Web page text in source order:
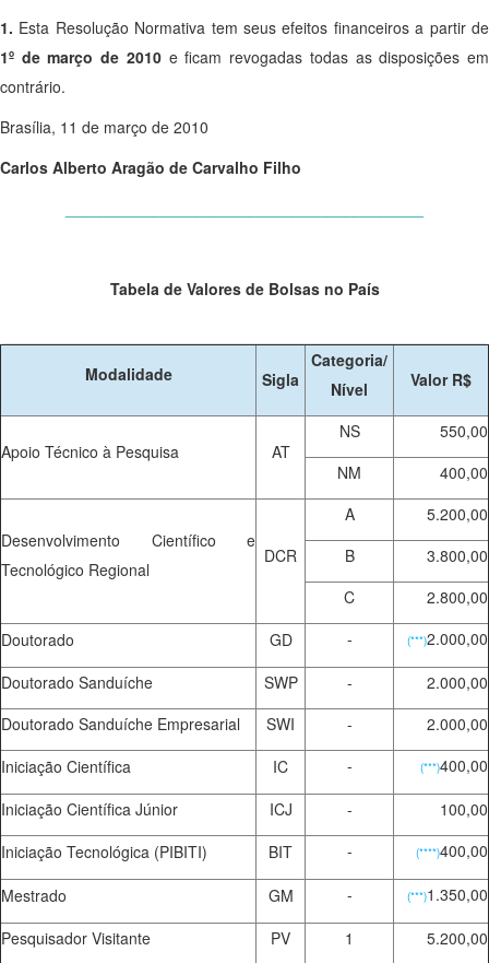
1. Esta Resolução Normativa tem seus efeitos financeiros a partir de
1º de março de 2010e ficam revogadas todas as disposições em
contrário.
Brasília, 11 de março de 2010
Carlos Alberto Aragão de Carvalho Filho
Tabela de Valores de Bolsas no País
Modalidade Sigla
Categoria/
Nível
Valor R$
Apoio Técnico à Pesquisa AT
NS
550,00
NM
400,00
Desenvolvimento Científico e
Tecnológico Regional
DCR
A
5.200,00
B
3.800,00
C
2.800,00
Doutorado
GD - (***)2.000,00
Doutorado Sanduíche
SWP -
2.000,00
Doutorado Sanduíche Empresarial
SWI -
2.000,00
Iniciação Científica
IC - (***)400,00
Iniciação Científica Júnior
ICJ -
100,00
Iniciação Tecnológica (PIBITI)
BIT - (****)400,00
Mestrado GM - (***)1.350,00
Pesquisador Visitante
PV 1
5.200,00